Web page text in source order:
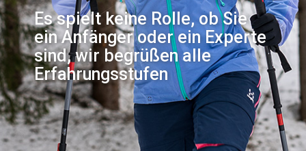
Es spielt keine Rolle, ob Sie
ein Anfänger oder ein Experte
sind, wir begrüßen alle
Erfahrungsstufen